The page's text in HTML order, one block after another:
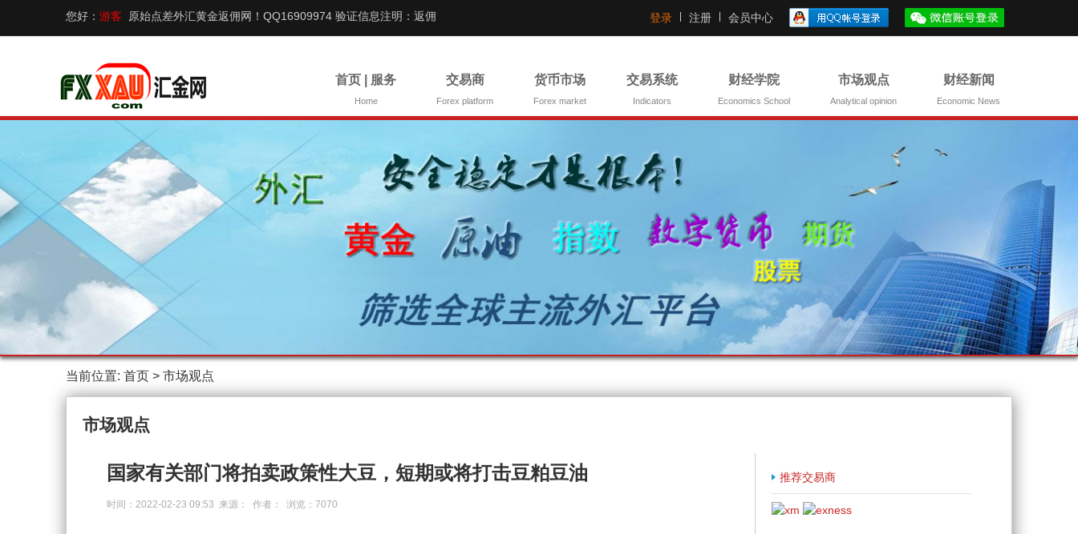
您好： 游客 原始点差外汇黄金返佣网！QQ16909974 验证信息注明：返佣 登录 注册 会员中心
首页 | 服务
Home
交易商
Forex platform
货币市场
Forex market
交易系统
Indicators
财经学院
Economics School
市场观点
Analytical opinion
财经新闻
Economic News
当前位置: 首页 > 市场观点
市场观点
国家有关部门将拍卖政策性大豆，短期或将打击豆粕豆油
时间：2022-02-23 09:53 来源： 作者： 浏览：7070
推荐交易商